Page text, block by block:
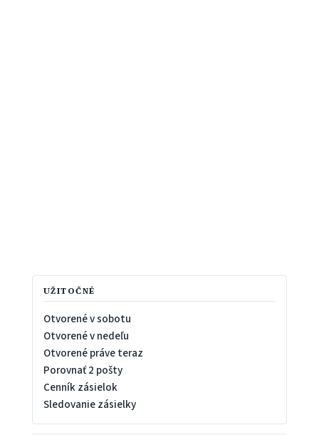
UŽITOČNÉ
Otvorené v sobotu
Otvorené v nedeľu
Otvorené práve teraz
Porovnať 2 pošty
Cenník zásielok
Sledovanie zásielky